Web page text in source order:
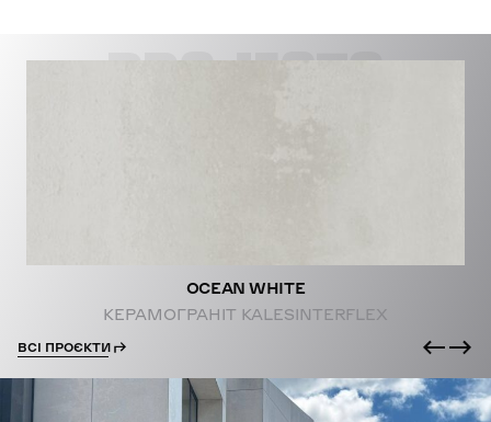
PROJECTS
OCEAN WHITE
КЕРАМОГРАНІТ KALESINTERFLEX
ВСІ ПРОЄКТИ